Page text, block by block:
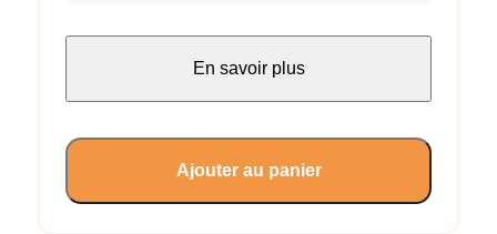
En savoir plus
Ajouter au panier